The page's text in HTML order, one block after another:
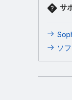
サ
ソ